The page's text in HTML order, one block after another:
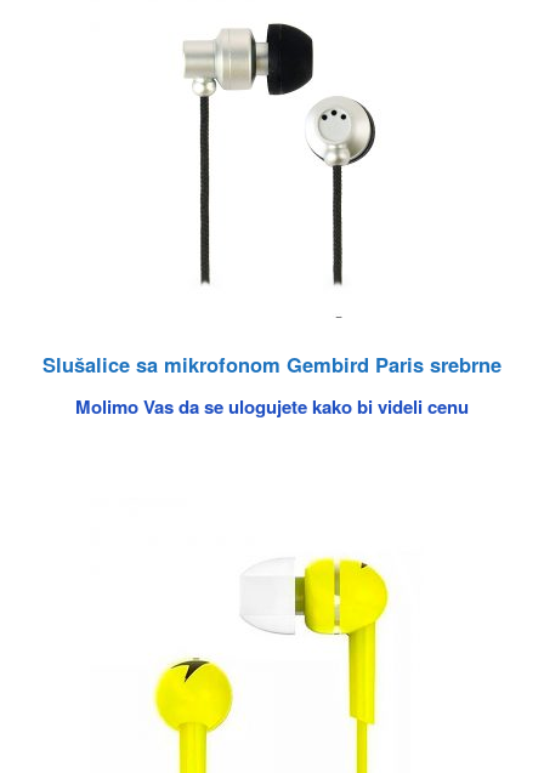
Slušalice sa mikrofonom Gembird Paris srebrne
Molimo Vas da se ulogujete kako bi videli cenu